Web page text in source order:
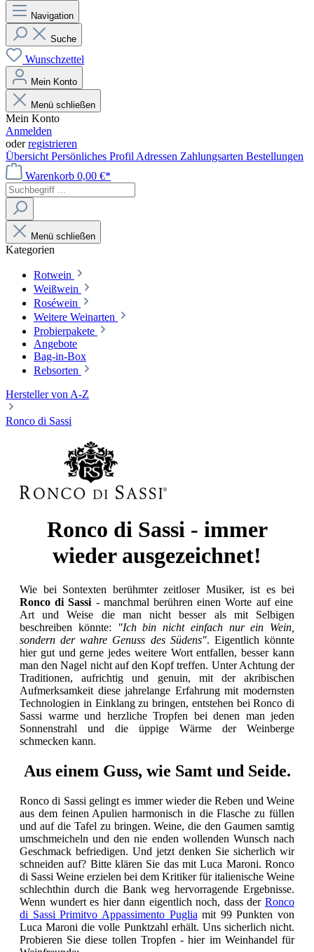
Navigation
Suche
Wunschzettel
Mein Konto
Menü schließen
Mein Konto
Anmelden
oderregistrieren
Übersicht Persönliches Profil Adressen Zahlungsarten Bestellungen
Warenkorb 0,00 €*
Menü schließen
Kategorien
Rotwein
Weißwein
Roséwein
Weitere Weinarten
Probierpakete
Angebote
Bag-in-Box
Rebsorten
Hersteller von A-Z
Ronco di Sassi
Ronco di Sassi - immer
wieder ausgezeichnet!
Wie bei Sontexten berühmter zeitloser Musiker, ist es bei
Ronco di Sassi- manchmal berühren einen Worte auf eine
Art und Weise die man nicht besser als mit Selbigen
beschreiben könnte:
"Ich bin nicht einfach nur ein Wein,
sondern der wahre Genuss des Südens". Eigentlich könnte
hier gut und gerne jedes weitere Wort entfallen, besser kann
man den Nagel nicht auf den Kopf treffen. Unter Achtung der
Traditionen, aufrichtig und genuin, mit der akribischen
Aufmerksamkeit diese jahrelange Erfahrung mit modernsten
Technologien in Einklang zu bringen, entstehen bei Ronco di
Sassi warme und herzliche Tropfen bei denen man jeden
Sonnenstrahl und die üppige Wärme der Weinberge
schmecken kann.
Aus einem Guss, wie Samt und Seide.
Ronco di Sassi gelingt es immer wieder die Reben und Weine
aus dem feinen Apulien harmonisch in die Flasche zu füllen
und auf die Tafel zu bringen. Weine, die den Gaumen samtig
umschmeicheln und den nie enden wollenden Wunsch nach
Geschmack befriedigen. Und jetzt denken Sie sicherlich wir
schneiden auf? Bitte klären Sie das mit Luca Maroni. Ronco
di Sassi Weine erzielen bei dem Kritiker für italienische Weine
schlechthin durch die Bank weg hervorragende Ergebnisse.
Wenn wundert es hier dann eigentlich noch, dass der Ronco
di Sassi Primitvo Appassimento Puglia mit 99 Punkten von
Luca Maroni die volle Punktzahl erhält. Uns sicherlich nicht.
Probieren Sie diese tollen Tropfen - hier im Weinhandel für